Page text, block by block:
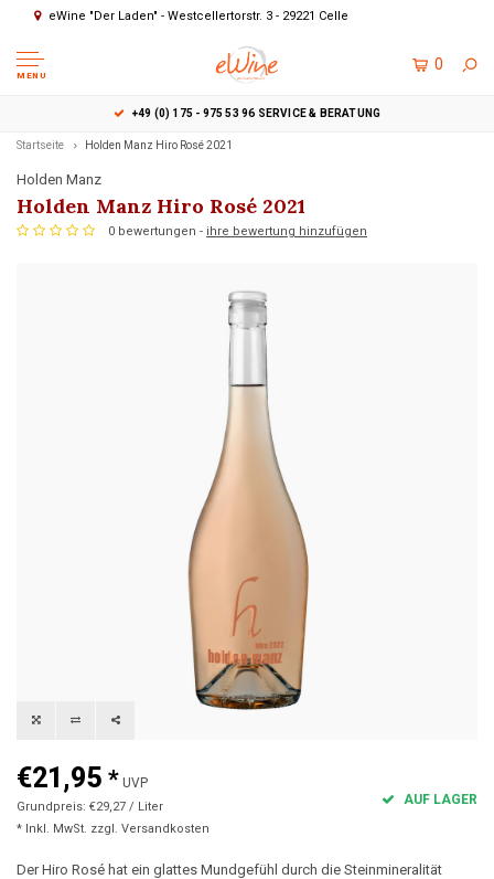
eWine "Der Laden" - Westcellertorstr. 3 - 29221 Celle
MENU
0
+49 (0) 175 - 975 53 96 SERVICE & BERATUNG
Startseite Holden Manz Hiro Rosé 2021
Holden Manz
Holden Manz Hiro Rosé 2021
0 bewertungen - ihre bewertung hinzufügen
€21,95 * UVP
Grundpreis: €29,27 / Liter
* Inkl. MwSt. zzgl. Versandkosten
AUF LAGER
Der Hiro Rosé hat ein glattes Mundgefühl durch die Steinmineralität